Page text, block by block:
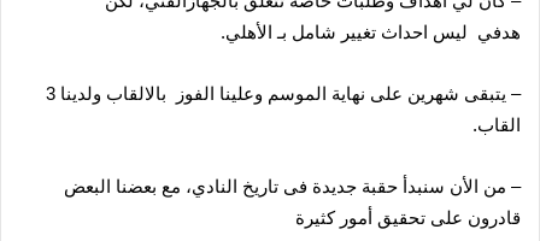
هدفي ليس احداث تغيير شامل بـ الأهلي.
– يتبقى شهرين على نهاية الموسم وعلينا الفوز بالالقاب ولدينا 3
القاب.
– من الأن سنبدأ حقبة جديدة فى تاريخ النادي، مع بعضنا البعض
قادرون على تحقيق أمور كثيرة